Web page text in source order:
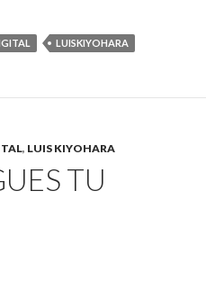
LUISKIYOHARA
, LUIS KIYOHARA
TU